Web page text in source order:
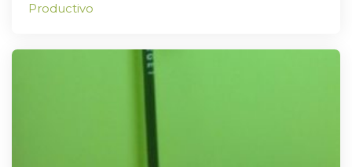
Productivo